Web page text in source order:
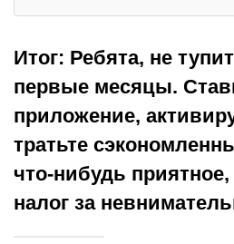
Итог: Ребята, не
первые месяцы.
приложение,
тратьте
что-нибудь
налог за